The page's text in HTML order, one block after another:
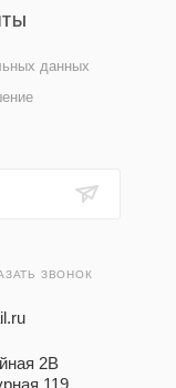
данных
ЗВОНОК
2В
119